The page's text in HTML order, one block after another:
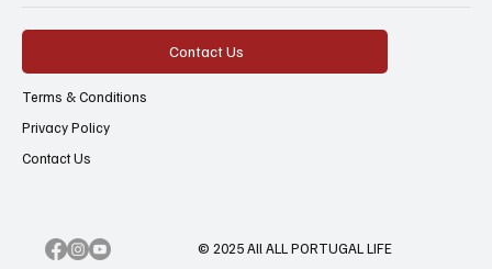
© 2025 All ALL PORTUGAL LIFE
Contact Us
Terms & Conditions
Privacy Policy
Contact Us